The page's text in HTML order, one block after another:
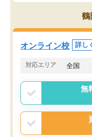
鶴
オンライン校 詳し
対応エリア 全国
無